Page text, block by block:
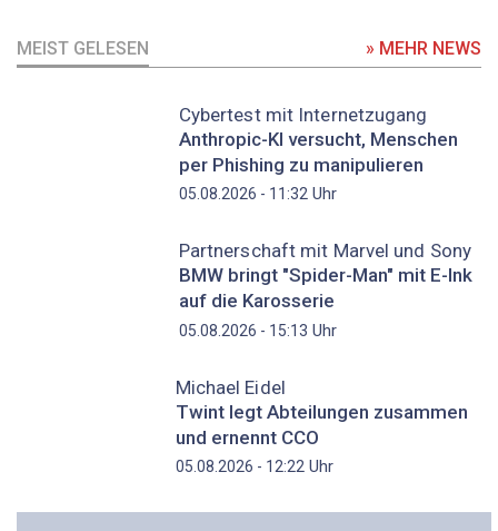
MEIST GELESEN » MEHR NEWS
Cybertest mit Internetzugang
Anthropic-KI versucht, Menschen
per Phishing zu manipulieren
05.08.2026 - 11:32Uhr
Partnerschaft mit Marvel und Sony
BMW bringt "Spider-Man" mit E-Ink
auf die Karosserie
05.08.2026 - 15:13 Uhr
Michael Eidel
Twint legt Abteilungen zusammen
und ernennt CCO
05.08.2026 - 12:22Uhr